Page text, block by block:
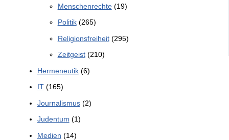
Menschenrechte(19)
Politik(265)
Religionsfreiheit(295)
Zeitgeist(210)
Hermeneutik(6)
IT(165)
Journalismus(2)
Judentum (1)
Medien (14)